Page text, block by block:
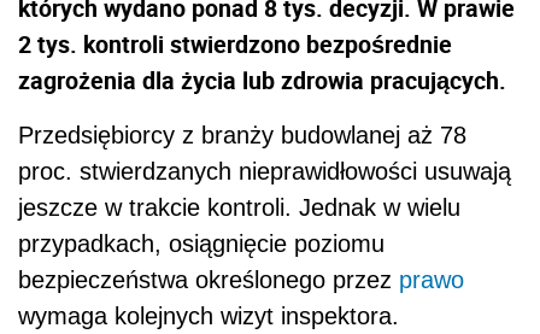
których wydano ponad 8 tys. decyzji. W prawie
2 tys. kontroli stwierdzono bezpośrednie
zagrożenia dla życia lub zdrowia pracujących.
Przedsiębiorcy z branży budowlanej aż 78
proc. stwierdzanych nieprawidłowości usuwają
jeszcze w trakcie kontroli. Jednak w wielu
przypadkach, osiągnięcie poziomu
bezpieczeństwa określonego przez prawo
wymaga kolejnych wizyt inspektora.